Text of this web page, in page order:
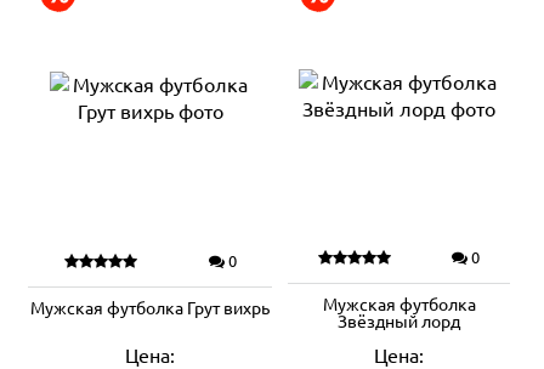
0
Мужская футболка Грут вихрь
Цена:
0
Мужская футболка
Звёздный лорд
Цена: